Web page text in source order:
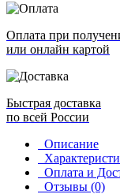
Оплата при
или онлайн картой
Быстрая доставка
по всей России
Описание
Оплата и
Отзывы (0)